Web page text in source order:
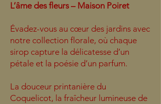
L’âme des fleurs – Maison Poiret
Évadez-vous au cœur des jardins avec
notre collection florale, où chaque
sirop capture la délicatesse d’un
pétale et la poésie d’un parfum.
La douceur printanière du
Coquelicot, la fraîcheur lumineuse de